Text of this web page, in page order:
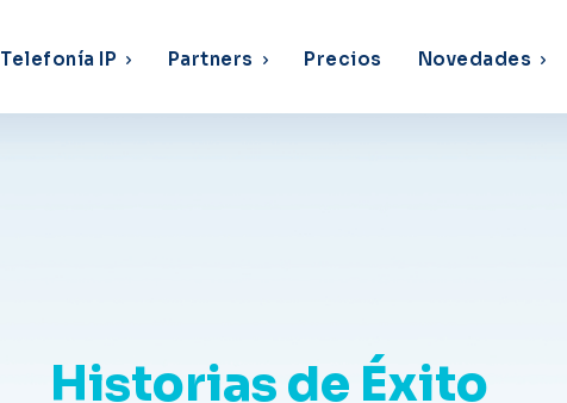
Telefonía IP Partners Precios Novedades
Historias de Éxito